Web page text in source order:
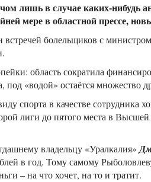
лишь в случае каких-нибудь
мере в областной прессе,
болельщиков с
область сократила
под «водой» остаётся множество
спорта в качестве сотрудника
лиги до пятого места в
владельцу «Уралкалия»
в год. Тому самому
– на что хочет, на то и тратит.